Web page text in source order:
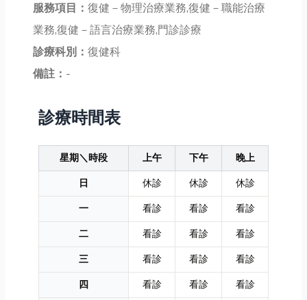
服務項目： 復健－物理治療業務,復健－職能治療
業務,復健－語言治療業務,門診診療
診療科別： 復健科
備註： -
診療時間表
星期＼時段 上午 下午
晚上
日
休診 休診
休診
一
看診 看診
看診
二
看診 看診
看診
三
看診 看診
看診
四
看診 看診
看診